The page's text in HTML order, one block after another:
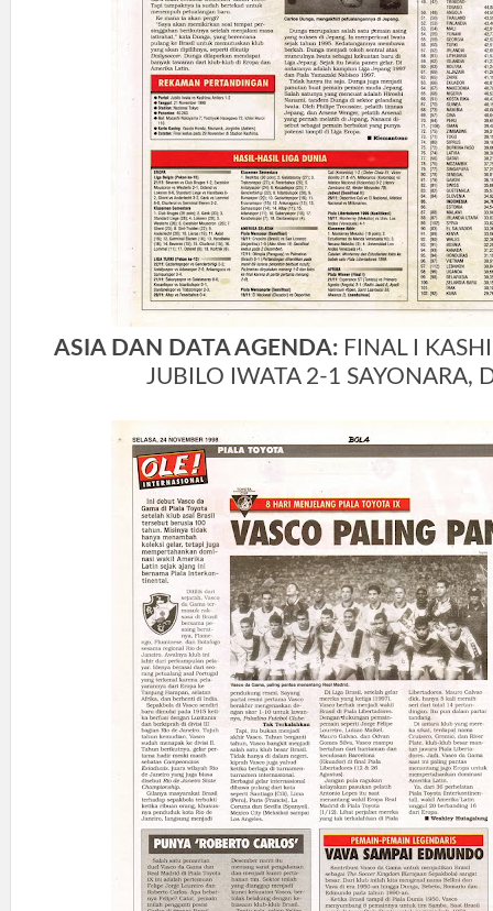
ASIA DAN DATA AGENDA:FINAL I
JUBILO IWATA 2-1 SAYONARA,